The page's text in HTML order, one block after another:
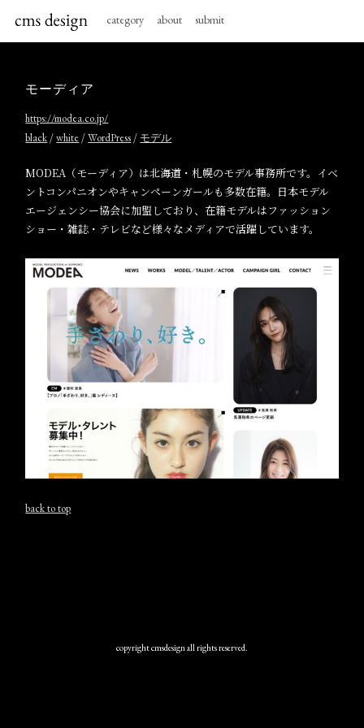
category about submit
モーディア
https://modea.co.jp/
black /white /WordPress / モデル
MODEA（モーディア）は北海道・札幌のモデル事務所です。イベ
ントコンパニオンやキャンペーンガールも多数在籍。日本モデル
エージェンシー協会に加盟しており、在籍モデルはファッション
ショー・雑誌・テレビなど様々なメディアで活躍しています。
back to top
copyright cmsdesign all rights reserved.